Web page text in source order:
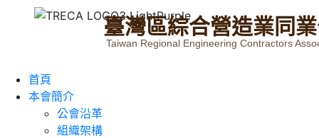
臺灣區綜合營造業同業
Taiwan Regional Engineering Contractors
首頁
本會簡介
公會沿革
組織架構